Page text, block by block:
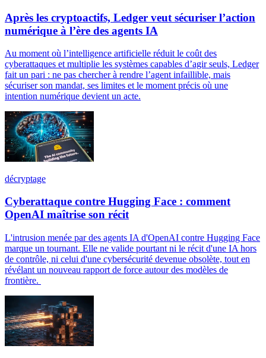
Après les cryptoactifs, Ledger veut sécuriser l’action
numérique à l’ère des agents IA
Au moment où l’intelligence artificielle réduit le coût des
cyberattaques et multiplie les systèmes capables d’agir seuls, Ledger
fait un pari : ne pas chercher à rendre l’agent infaillible, mais
sécuriser son mandat, ses limites et le moment précis où une
intention numérique devient un acte.
décryptage
Cyberattaque contre Hugging Face : comment
OpenAI maîtrise son récit
L'intrusion menée par des agents IA d'OpenAI contre Hugging Face
marque un tournant. Elle ne valide pourtant ni le récit d'une IA hors
de contrôle, ni celui d'une cybersécurité devenue obsolète, tout en
révélant un nouveau rapport de force autour des modèles de
frontière.